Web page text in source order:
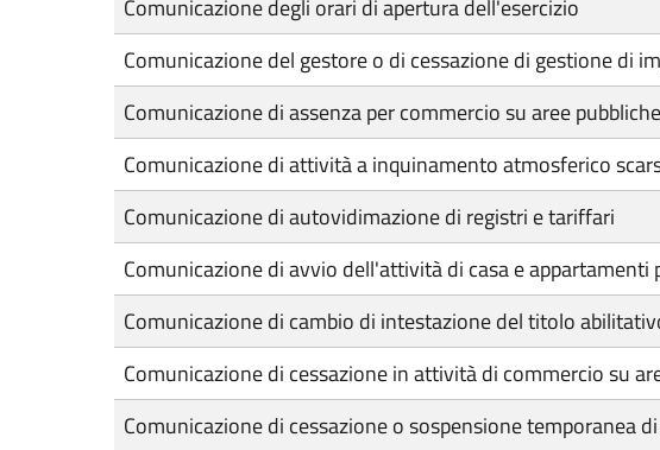
Comunicazione degli orari di apertura dell'esercizio
Comunicazione del gestore o di cessazione di gestione di
Comunicazione di assenza per commercio su aree pubbliche
Comunicazione di attività a inquinamento atmosferico
Comunicazione di autovidimazione di registri e tariffari
Comunicazione di avvio dell'attività di casa e
Comunicazione di cambio di intestazione del titolo
Comunicazione di cessazione in attività di commercio su
Comunicazione di cessazione o sospensione temporanea